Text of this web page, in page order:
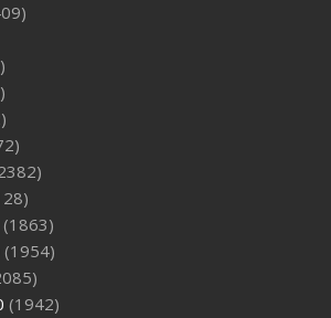
(1863)
(1954)
(1942)